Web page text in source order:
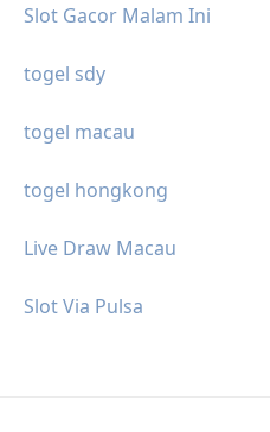
Slot Gacor Malam Ini
togel sdy
togel macau
togel hongkong
Live Draw Macau
Slot Via Pulsa